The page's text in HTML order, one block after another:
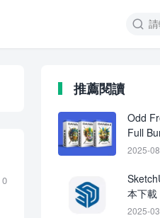

0
推薦閱讀
Odd
Full
2025-
本下
整安裝
2025-